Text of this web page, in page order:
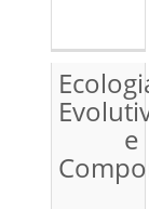
e